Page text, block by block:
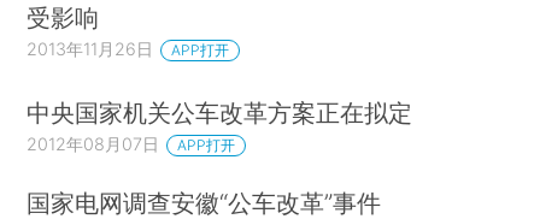
受影响
2013年11月26日 APP打开
中央国家机关公车改革方案正在拟定
2012年08月07日 APP打开
国家电网调查安徽“公车改革”事件